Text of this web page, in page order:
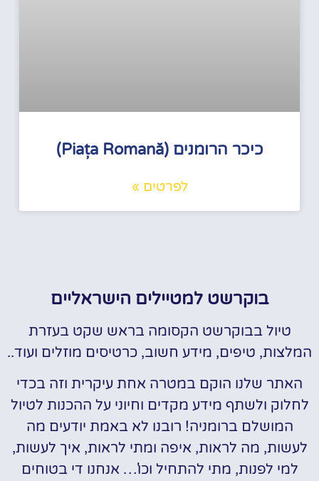
כיכר הרומנים (Piața Romană)
לפרטים »
בוקרשט למטיילים הישראליים
טיול בבוקרשט הקסומה בראש שקט בעזרת
המלצות, טיפים, מידע חשוב, כרטיסים מוזלים ועוד..
האתר שלנו הוקם במטרה אחת עיקרית וזה בכדי
לחלוק ולשתף מידע מקדים וחיוני על ההכנות לטיול
המושלם ברומניה! רובנו לא באמת יודעים מה
לעשות, מה לראות, איפה ומתי לראות, איך לעשות,
למי לפנות, מתי להתחיל וכו'… אנחנו די בטוחים